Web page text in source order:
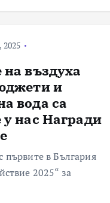
въздуха
и
вода са
нас Награди
в България
2025“ за